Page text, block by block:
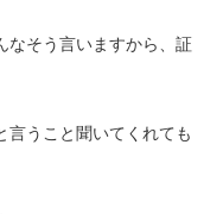
なそう言いますから、証
うこと聞いてくれても